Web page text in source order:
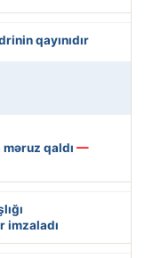
qayınıdır
qaldı —
imzaladı